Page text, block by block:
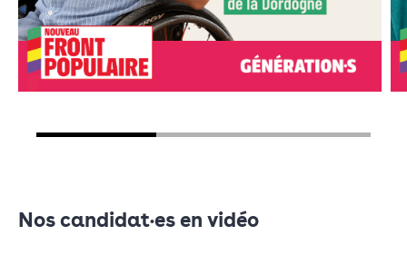
Nos candidat•es en vidéo